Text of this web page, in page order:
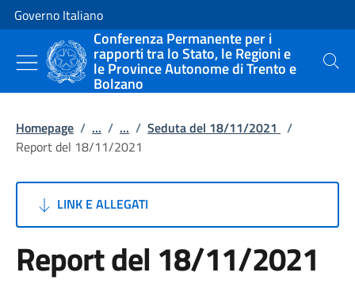
Vai al contenuto
Vai alla navigazione del sito
Governo Italiano
Conferenza Permanente per i
rapporti tra lo Stato, le Regioni e
le Province Autonome di Trento e
Bolzano
Cerca
Homepage / ... / ... / Seduta del 18/11/2021 /
Report del 18/11/2021
LINK E ALLEGATI
Report del 18/11/2021